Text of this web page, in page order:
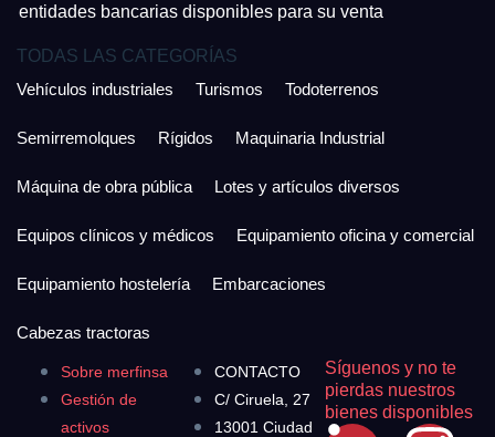
entidades bancarias disponibles para su venta
Sobre merfinsa
Gestión de
activos
CONTACTO
C/ Ciruela, 27
13001 Ciudad
Síguenos y no te
pierdas nuestros
bienes disponibles
TODAS LAS CATEGORÍAS
Vehículos industriales
Turismos Todoterrenos
Semirremolques Rígidos Maquinaria Industrial
Máquina de obra pública Lotes y artículos diversos
Equipos clínicos y médicos Equipamiento oficina y comercial
Equipamiento hostelería Embarcaciones
Cabezas tractoras